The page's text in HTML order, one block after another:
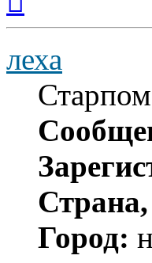
началу
леха
Старпом
Город: